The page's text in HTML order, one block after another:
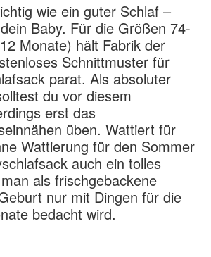
wie ein guter Schlaf –
Baby. Für die Größen 74-
Monate) hält Fabrik der
Schnittmuster für
parat. Als absoluter
du vor diesem
erst das
üben. Wattiert für
Wattierung für den Sommer
auch ein tolles
als frischgebackene
nur mit Dingen für die
bedacht wird.